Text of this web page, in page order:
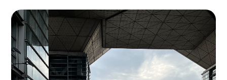
商品案内
プロダクトポリシー